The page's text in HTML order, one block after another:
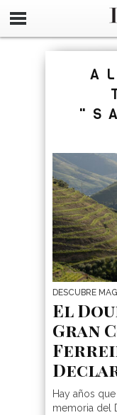
google-site-
DESCUBRE
El
Gran
Hay años
memoria del